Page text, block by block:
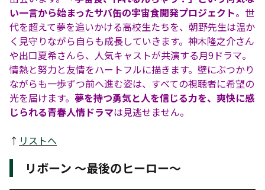
い一言から始まったサバ缶の宇宙食開発プロジェクト。世
代を超えて夢を追いかける高校生たちを、朝野先生は温か
く見守りながら自らも成長していきます。神木隆之介さん
や出口夏希さんら、人気キャストが共演する月9ドラマ。
情熱と努力と友情をハートフルに描きます。壁にぶつかり
ながらも一歩ずつ前へ進む姿は、すべての視聴者に希望の
光を届けます。 夢を持つ勇気と人を信じる力を、爽快に感
じられる青春人情ドラマは見逃せません。
↑ リストへ
リボーン 〜最後のヒーロー〜